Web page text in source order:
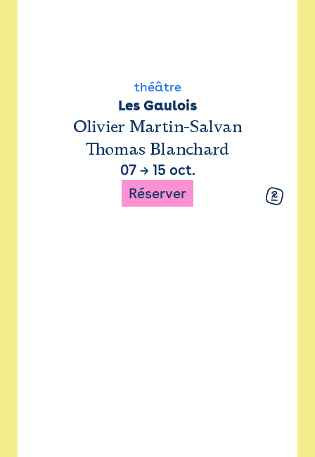
théâtre
Les Gaulois
Olivier Martin-Salvan
Thomas Blanchard
07→ 15 oct.
Réserver